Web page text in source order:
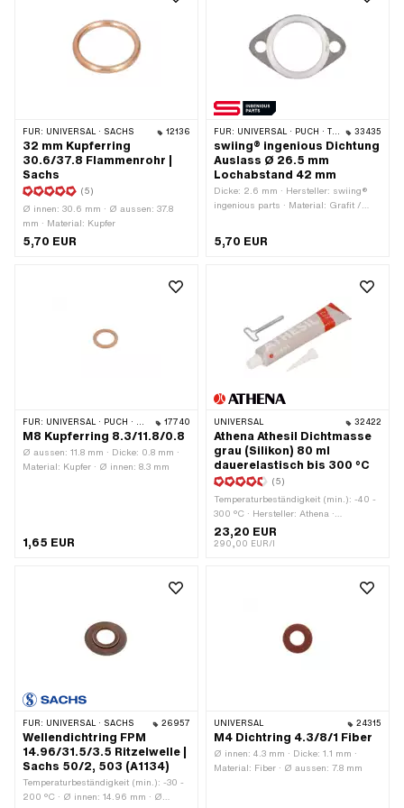
FÜR: UNIVERSAL · SACHS 12136
32 mm Kupferring
30.6/37.8 Flammenrohr |
Sachs
(5)
Ø innen: 30.6 mm · Ø aussen: 37.8
mm · Material: Kupfer
5,70 EUR
FÜR: UNIVERSAL · PUCH · TOMOS 33435
swiing® ingenious Dichtung
Auslass Ø 26.5 mm
Lochabstand 42 mm
Dicke: 2.6 mm · Hersteller: swiing®
ingenious parts · Material: Grafit /
26.5 mm · Ø Befestigungsloch: 6.5
5,70 EUR
FÜR: UNIVERSAL · PUCH · SACHS · PONY / CILO (BETA 521 & 512) · PIAGGIO 17740
M8 Kupferring 8.3/11.8/0.8
Ø aussen: 11.8 mm · Dicke: 0.8 mm ·
Material: Kupfer · Ø innen: 8.3 mm
1,65 EUR
UNIVERSAL 32422
Athena Athesil Dichtmasse
grau (Silikon) 80 ml
dauerelastisch bis 300 °C
(5)
Temperaturbeständigkeit (min.): -40 -
300 °C · Hersteller: Athena ·
Anwendungsbereich: Chemie ·
Material: Silikon · Inhalt: 80 ml ·
23,20 EUR
290,00 EUR/l
FÜR: UNIVERSAL · SACHS 26957
Wellendichtring FPM
14.96/31.5/3.5 Ritzelwelle |
Sachs 50/2, 503 (A1134)
Temperaturbeständigkeit (min.): -30 -
200 °C · Ø innen: 14.96 mm · Ø
UNIVERSAL 24315
M4 Dichtring 4.3/8/1 Fiber
Ø innen: 4.3 mm · Dicke: 1.1 mm ·
Material: Fiber · Ø aussen: 7.8 mm